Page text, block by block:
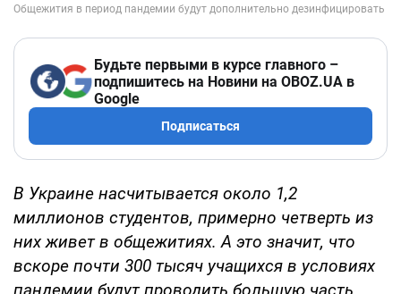
Будьте первыми в курсе главного –
подпишитесь на Новини на OBOZ.UA в
Google
Подписаться
В Украине насчитывается около 1,2
миллионов студентов, примерно четверть из
них живет в общежитиях. А это значит, что
вскоре почти 300 тысяч учащихся в условиях
пандемии будут проводить большую часть